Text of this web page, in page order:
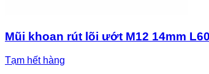
Mũi khoan rút lõi ướt M12 14mm
Tạm hết hàng